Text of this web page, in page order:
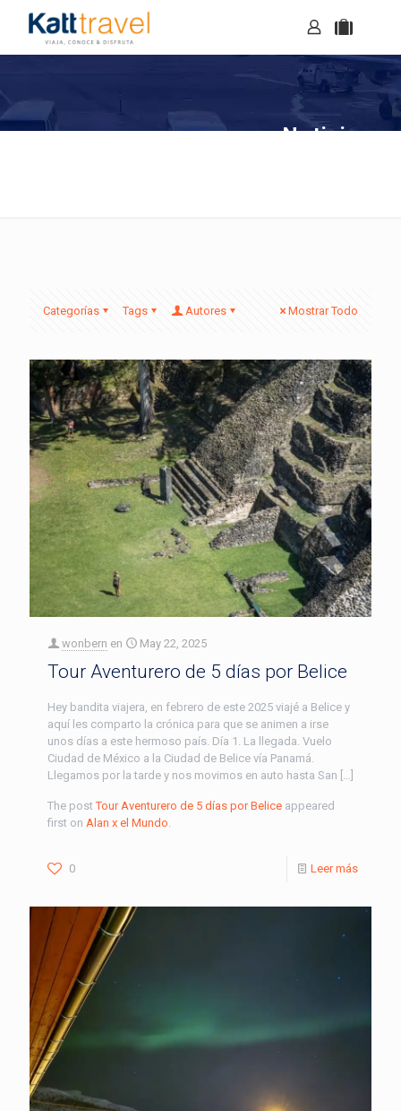
Noticias
Categorías Tags Autores Mostrar Todo
wonbern en May 22, 2025
Tour Aventurero de 5 días por Belice
Hey bandita viajera, en febrero de este 2025 viajé a Belice y
aquí les comparto la crónica para que se animen a irse
unos días a este hermoso país. Día 1. La llegada. Vuelo
Ciudad de México a la Ciudad de Belice vía Panamá.
Llegamos por la tarde y nos movimos en auto hasta San […]
The postTour Aventurero de 5 días por Belice appeared
first on Alan x el Mundo
0 Leer más